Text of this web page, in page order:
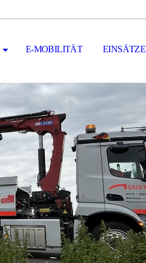
E-MOBILITÄT EINSÄTZE